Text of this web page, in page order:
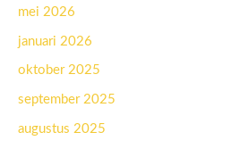
mei 2026
januari 2026
oktober 2025
september 2025
augustus 2025